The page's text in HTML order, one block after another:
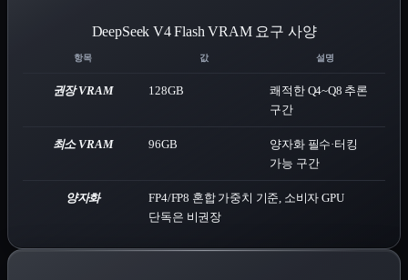
DeepSeek V4 Flash VRAM 요구 사양
항목 값 설명
권장 VRAM 128GB
쾌적한 Q4~Q8 추론
구간
최소 VRAM 96GB
양자화 필수·터킹
가능 구간
양자화
FP4/FP8 혼합 가중치 기준, 소비자 GPU
단독은 비권장